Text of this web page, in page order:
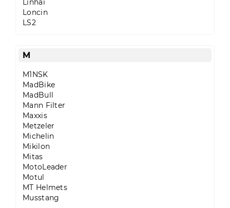
Linhai
Loncin
LS2
M
M1NSK
MadBike
MadBull
Mann Filter
Maxxis
Metzeler
Michelin
Mikilon
Mitas
MotoLeader
Motul
MT Helmets
Musstang